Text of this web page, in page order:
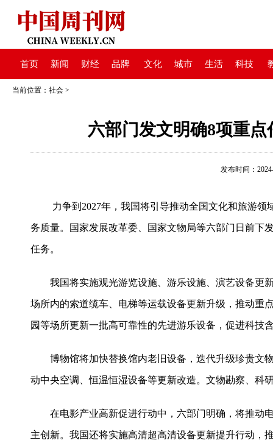
首页 新闻 财经 品牌 文化 城市 生活 科技
当前位置： 社会 >
六部门发文明确8项重
发布时间：
力争到2027年，我国将引导推动全国文化和旅游
务质量。国家发展改革委、国家文物局等六部门日前下
任务。
我国将实施观光游览设施、游乐设施、演艺设备更
场所内的索道缆车、电梯等运载设备更新升级，推动重
园等场所更新一批高可靠性的先进游乐设备，促进科技
博物馆将加快替换馆内老旧设备，迭代升级珍贵文
动中央空调、恒温恒湿设备等更新改造。文物勘察、科
在电影产业高新促进行动中，六部门明确，将推动
主创新。我国还将实施高清超高清设备更新提升行动，